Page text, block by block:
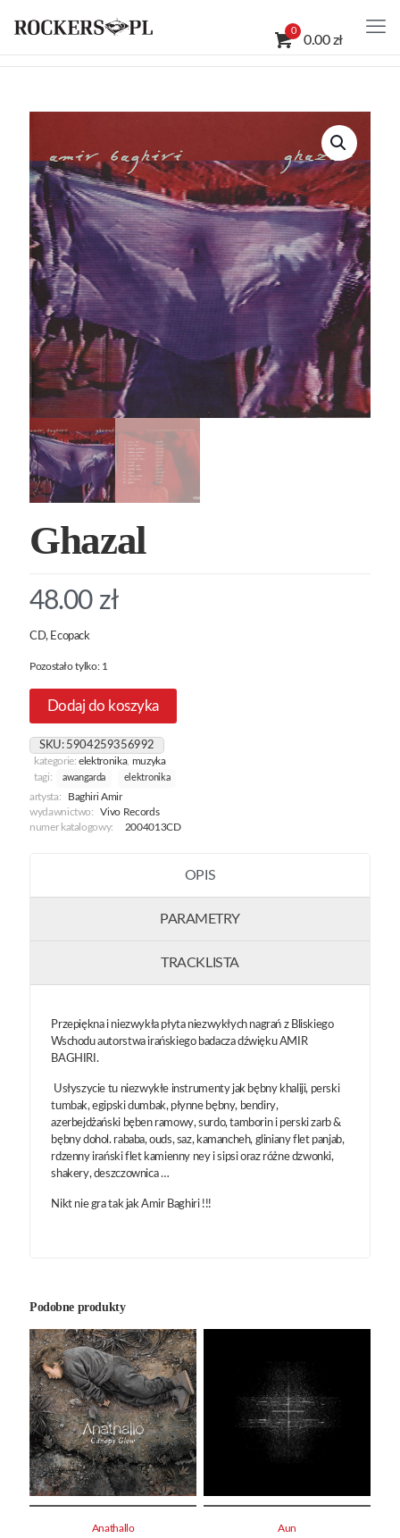
0
0.00 zł
Ghazal
48.00 zł
CD, Ecopack
Pozostało tylko: 1
Dodaj do koszyka
SKU: 5904259356992
kategorie:elektronika, muzyka
tagi:
awangarda elektronika
artysta:
Baghiri Amir
wydawnictwo:
Vivo Records
numer katalogowy:
2004013CD
OPIS
PARAMETRY
TRACKLISTA
Przepiękna i niezwykła płyta niezwykłych nagrań z Bliskiego
Wschodu autorstwa irańskiego badacza dźwięku AMIR
BAGHIRI.
Usłyszycie tu niezwykłe instrumenty jak bębny khaliji, perski
tumbak, egipski dumbak, płynne bębny, bendiry,
azerbejdżański bęben ramowy, surdo, tamborin i perski zarb &
bębny dohol. rababa, ouds, saz, kamancheh, gliniany flet panjab,
rdzenny irański flet kamienny ney i sipsi oraz różne dzwonki,
shakery, deszczownica …
Nikt nie gra tak jak Amir Baghiri !!!
Podobne produkty
Anathallo Aun